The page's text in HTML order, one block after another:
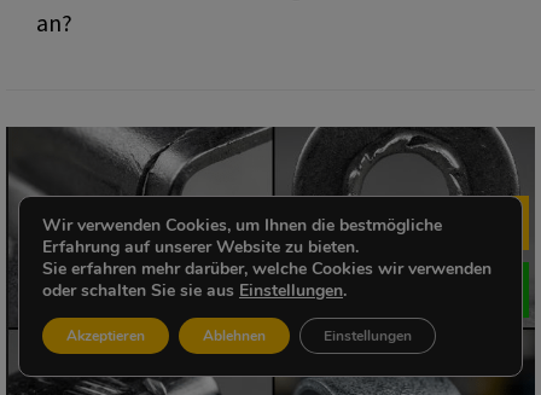
an?
Wir verwenden Cookies, um Ihnen die bestmögliche
Erfahrung auf unserer Website zu bieten.
Sie erfahren mehr darüber, welche Cookies wir verwenden
oder schalten Sie sie aus Einstellungen.
Akzeptieren Ablehnen Einstellungen